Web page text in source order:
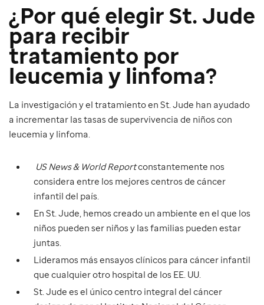
¿Por qué elegir St. Jude
para recibir
tratamiento por
leucemia y linfoma?
La investigación y el tratamiento en St. Jude han ayudado
a incrementar las tasas de supervivencia de niños con
leucemia y linfoma.
US News & World Reportconstantemente nos
considera entre los mejores centros de cáncer
infantil del país.
En St. Jude, hemos creado un ambiente en el que los
niños pueden ser niños y las familias pueden estar
juntas.
Lideramos más ensayos clínicos para cáncer infantil
que cualquier otro hospital de los EE. UU.
St. Jude es el único centro integral del cáncer